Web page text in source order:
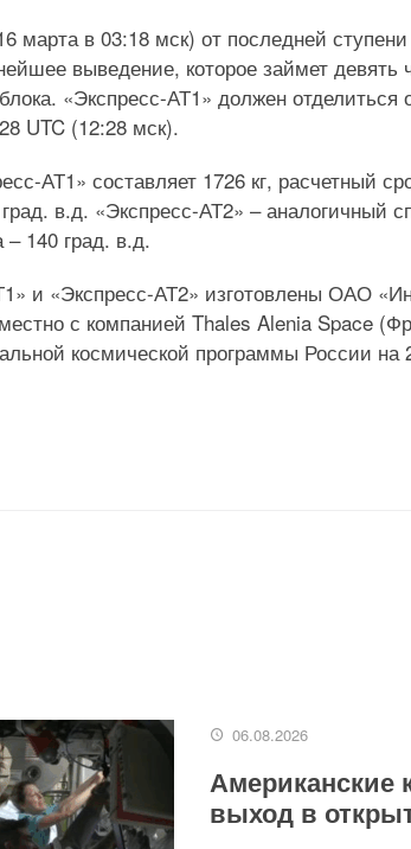
марта в 03:18 мск) от последней
выведение, которое займет
блока. «Экспресс-АТ1» должен
UTC (12:28 мск).
АТ1» составляет 1726 кг, расчетный
в.д. «Экспресс-АТ2» – аналогичный
– 140 град. в.д.
и «Экспресс-АТ2» изготовлены ОАО
с компанией Thales Alenia Space
космической программы России на
06.08.2026
Американские
выход в